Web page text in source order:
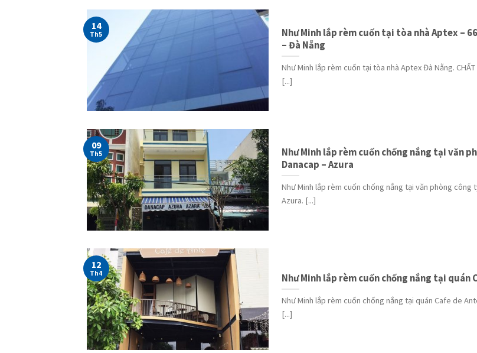
Như Minh lắp rèm cuốn tại tòa nhà Aptex –
– Đà Nẵng
Như Minh lắp rèm cuốn tại tòa nhà Aptex Đà Nẵng. CHẤT
[...]
14
Th5
Như Minh lắp rèm cuốn chống nắng tại văn
Danacap – Azura
Như Minh lắp rèm cuốn chống nắng tại văn phòng công
Azura. [...]
09
Th5
Như Minh lắp rèm cuốn chống nắng tại quán
Như Minh lắp rèm cuốn chống nắng tại quán Cafe de
[...]
12
Th4